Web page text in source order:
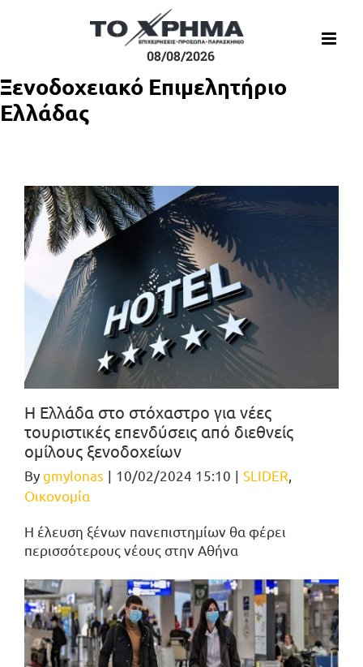
08/08/2026
Ξενοδοχειακό Επιμελητήριο
Ελλάδας
Η Ελλάδα στο στόχαστρο για νέες
τουριστικές επενδύσεις από διεθνείς
ομίλους ξενοδοχείων
Bygmylonas | 10/02/2024 15:10 | SLIDER,
Οικονομία
Η έλευση ξένων πανεπιστημίων θα φέρει
περισσότερους νέους στην Αθήνα